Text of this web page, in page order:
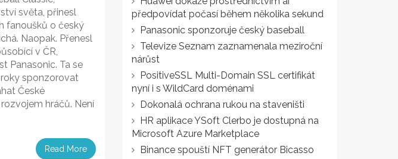
světa, přinesl
fanoušků o český
Naopak. Přenesl
v ČR,
Panasonic. Ta se
sponzorovat
České
hráčů. Není
Read More
předpovídat počasí během několika sekund
Panasonic sponzoruje český baseball
Televize Seznam zaznamenala meziroční
nárůst
PositiveSSL Multi-Domain SSL certifikát
nyní i s WildCard doménami
Dokonalá ochrana rukou na staveništi
HR aplikace YSoft Clerbo je dostupná na
Microsoft Azure Marketplace
Binance spouští NFT generátor Bicasso